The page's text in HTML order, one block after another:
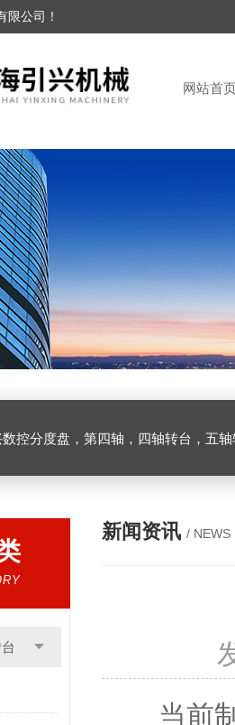
限公司！
网站首
控分度盘，第四轴，四轴转台，五轴转台
新闻资讯 / NEWS
当前制